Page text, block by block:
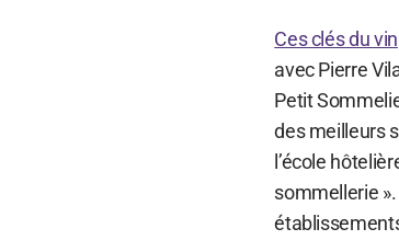
Ces clés du vin
avec Pierre
Petit
des meilleurs
l’école
sommellerie